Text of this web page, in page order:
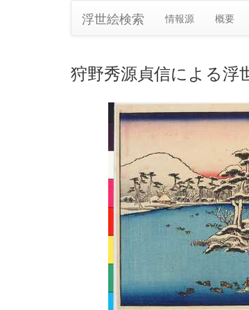
浮世絵検索 情報源 概要
狩野秀源貞信による浮